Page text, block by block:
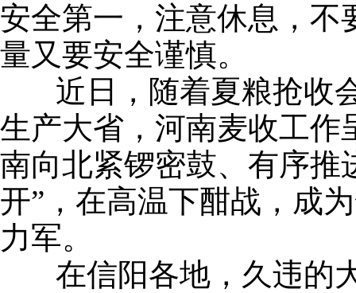
安全第一，注意休息，不
量又要安全谨慎。
近日，随着夏粮抢收
生产大省，河南麦收工作
南向北紧锣密鼓、有序推
开”，在高温下酣战，成
力军。
在信阳各地，久违的